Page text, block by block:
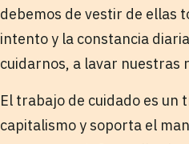
debemos de vestir de ellas
intento y la constancia
cuidarnos, a lavar nuestras
El trabajo de cuidado es
capitalismo y soporta el